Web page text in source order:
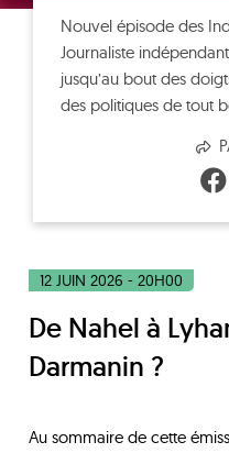
Nouvel épisode des
Journaliste
jusqu’au bout des
des politiques de tout
12 JUIN 2026 - 20H00
De Nahel à Lyhanna : qui protège
Darmanin ?
Au sommaire de cette